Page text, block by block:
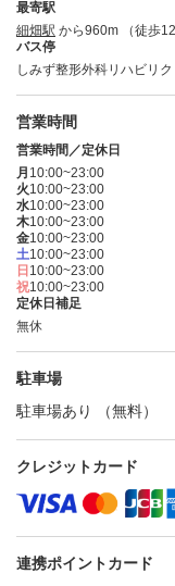
最寄駅
細畑駅 から960m （徒歩12
バス停
しみず整形外科リハビリ
営業時間
営業時間／定休日
月 10:00~23:00
火10:00~23:00
水10:00~23:00
木10:00~23:00
金10:00~23:00
土10:00~23:00
日 10:00~23:00
祝10:00~23:00
定休日補足
無休
駐車場
駐車場あり （無料）
クレジットカード
連携ポイントカード